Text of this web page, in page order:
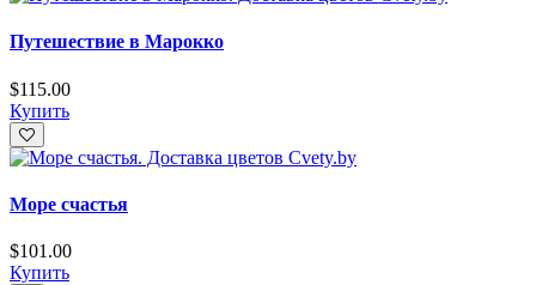
Путешествие в Марокко
$115.00
Купить
Море счастья
$101.00
Купить